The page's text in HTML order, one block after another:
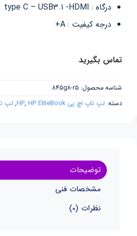
درگاه : type C – USB3.1 -HDMI
درجه کیفیت : A+
تماس بگیرید
شناسه محصول: 845g8-r5
دسته: لپ تاپ اچ پی HP , HP EliteBook
, لپ
توضیحات
مشخصات فنی
نظرات (0)